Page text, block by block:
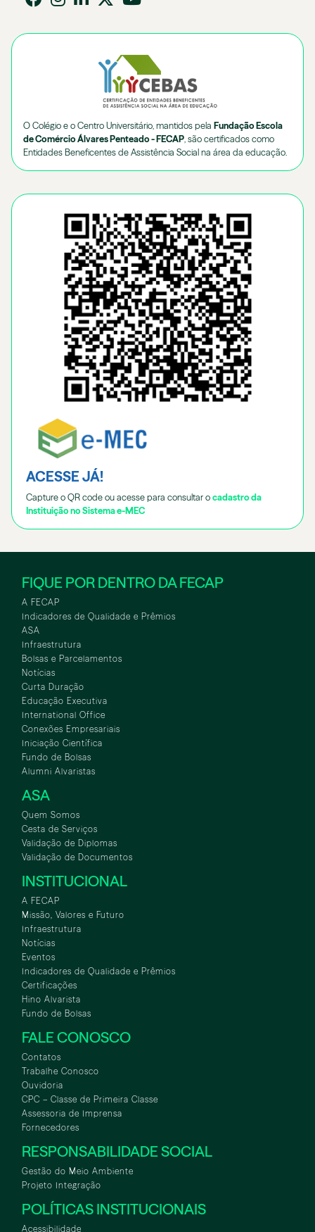
O Colégio e o Centro Universitário, mantidos pela Fundação Escola
de Comércio Álvares Penteado - FECAP, são certificados como
Entidades Beneficentes de Assistência Social na área da educação.
ACESSE JÁ!
Capture o QR code ou acesse para consultar o cadastro da
Instituição no Sistema e-MEC
FIQUE POR DENTRO DA FECAP
A FECAP
Indicadores de Qualidade e Prêmios
ASA
Infraestrutura
Bolsas e Parcelamentos
Notícias
Curta Duração
Educação Executiva
International Office
Conexões Empresariais
Iniciação Científica
Fundo de Bolsas
Alumni Alvaristas
ASA
Quem Somos
Cesta de Serviços
Validação de Diplomas
Validação de Documentos
INSTITUCIONAL
A FECAP
Missão, Valores e Futuro
Infraestrutura
Notícias
Eventos
Indicadores de Qualidade e Prêmios
Certificações
Hino Alvarista
Fundo de Bolsas
FALE CONOSCO
Contatos
Trabalhe Conosco
Ouvidoria
CPC – Classe de Primeira Classe
Assessoria de Imprensa
Fornecedores
RESPONSABILIDADE SOCIAL
Gestão do Meio Ambiente
Projeto Integração
POLÍTICAS INSTITUCIONAIS
Acessibilidade